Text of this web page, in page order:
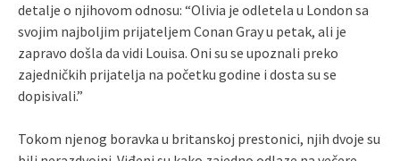
detalje o njihovom odnosu: “Olivia je odletela u London sa
svojim najboljim prijateljem Conan Gray u petak, ali je
zapravo došla da vidi Louisa. Oni su se upoznali preko
zajedničkih prijatelja na početku godine i dosta su se
dopisivali.”
Tokom njenog boravka u britanskoj prestonici, njih dvoje su